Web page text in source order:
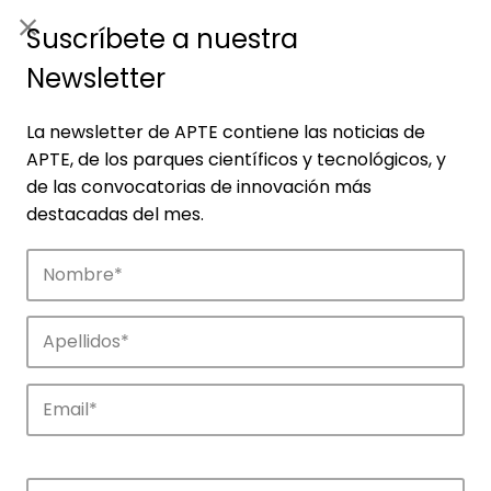
Empresas
Descubre las empresas que impulsan la
innovación en los parques de APTE.
Suscríbete a nuestra
Newsletter
La newsletter de APTE contiene las noticias de
APTE, de los parques científicos y tecnológicos, y
de las convocatorias de innovación más
destacadas del mes.